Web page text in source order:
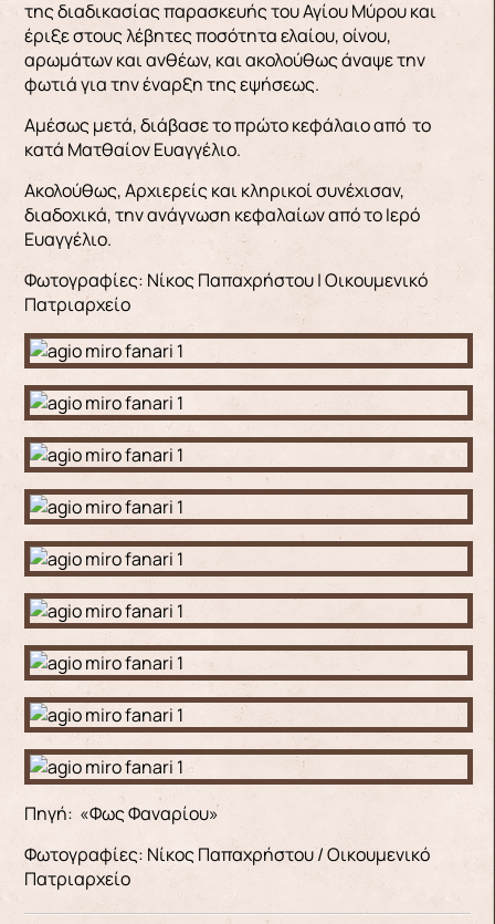
της διαδικασίας παρασκευής του Αγίου Μύρου και
έριξε στους λέβητες ποσότητα ελαίου, οίνου,
αρωμάτων και ανθέων, και ακολούθως άναψε την
φωτιά για την έναρξη της εψήσεως.
Αμέσως μετά, διάβασε το πρώτο κεφάλαιο από το
κατά Ματθαίον Ευαγγέλιο.
Ακολούθως, Αρχιερείς και κληρικοί συνέχισαν,
διαδοχικά, την ανάγνωση κεφαλαίων από το Ιερό
Ευαγγέλιο.
Φωτογραφίες: Νίκος Παπαχρήστου | Οικουμενικό
Πατριαρχείο
Πηγή: «Φως Φαναρίου»
Φωτογραφίες: Νίκος Παπαχρήστου / Οικουμενικό
Πατριαρχείο